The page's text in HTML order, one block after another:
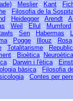
- Meslier - Kant -
- Filosofia de la
- Heidegger - Arendt -
- Weil - Ellul - Mumford
- Sen - Habermas -
- Pogge - Illouz - Rosa
- Totalitarisme -
- Bioètica- Neuroètica
- Darwin i l'ètica-
bàsica- Filosofia
- Contes per